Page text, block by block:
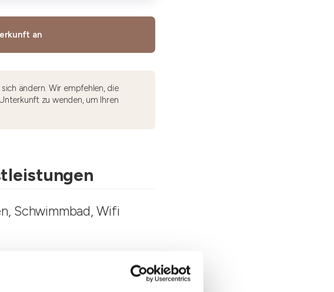
an
ändern. Wir empfehlen, die
zu wenden, um Ihren
Schwimmbad, Wifi